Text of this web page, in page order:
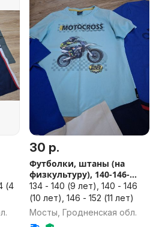
(4
30 р.
Футболки, штаны (на
физкультуру), 140-146-
152см
134 - 140 (9 лет), 140 - 146
(10 лет), 146 - 152 (11 лет)
Мосты, Гродненская обл.